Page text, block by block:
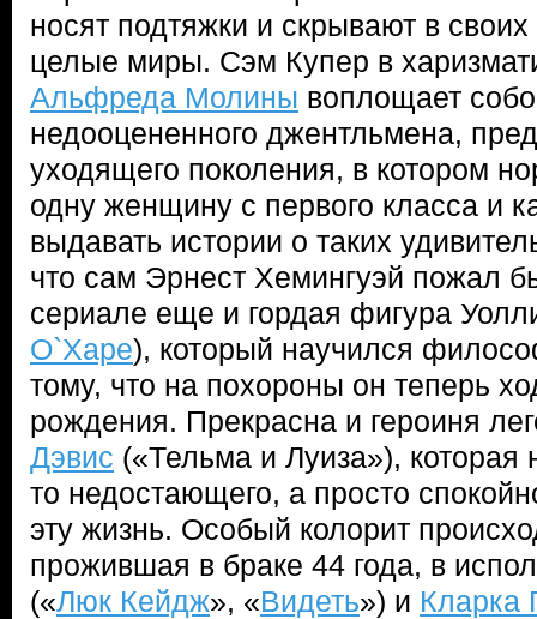
носят подтяжки и скрывают в
целые миры. Сэм Купер в
Альфреда Молины воплощает
недооцененного джентльмена,
уходящего поколения, в котором
одну женщину с первого класса и
выдавать истории о таких
что сам Эрнест Хемингуэй пожал
сериале еще и гордая фигура
О`Харе), который научился
тому, что на похороны он теперь
рождения. Прекрасна и героиня
Дэвис («Тельма и Луиза»), которая
то недостающего, а просто
эту жизнь. Особый колорит
прожившая в браке 44 года, в
(«Люк Кейдж», «Видеть») и Кларка